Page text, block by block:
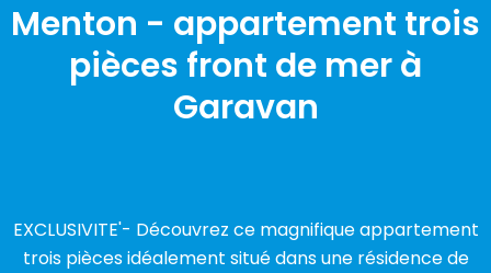
Menton - appartement trois
pièces front de mer à
Garavan
EXCLUSIVITE'- Découvrez ce magnifique appartement
trois pièces idéalement situé dans une résidence de